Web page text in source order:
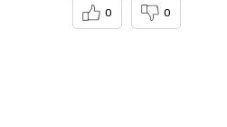
0 0